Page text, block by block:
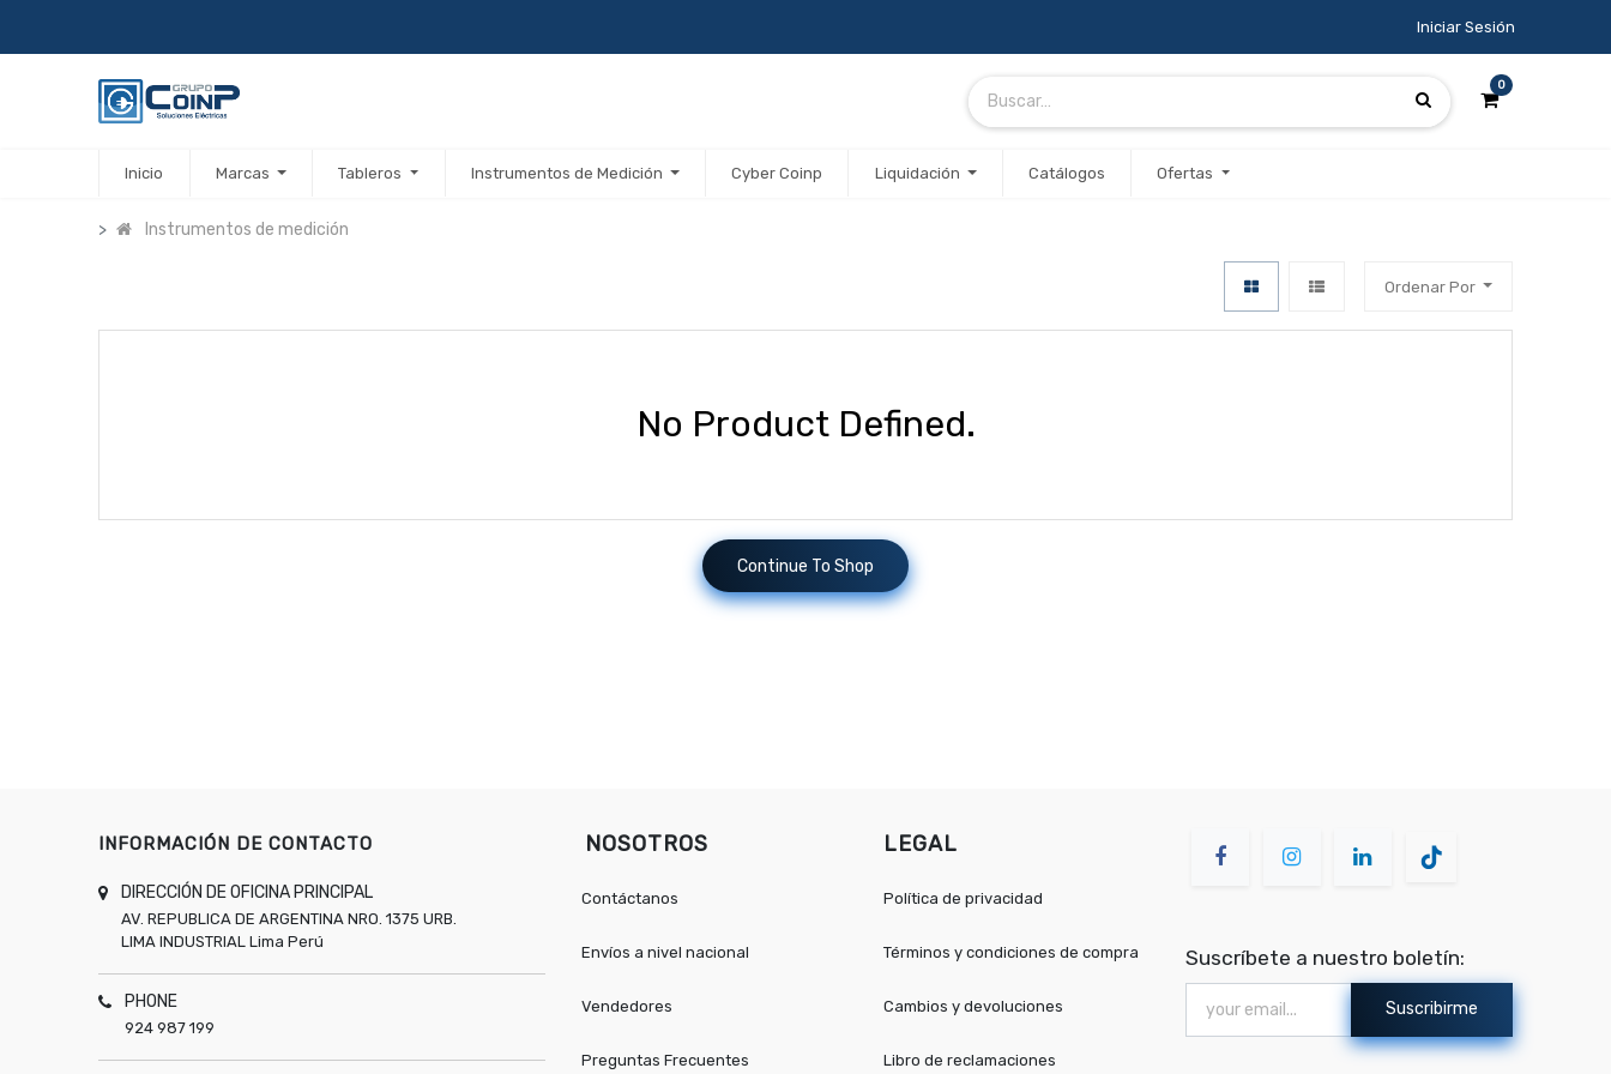
Iniciar Sesión
0
Inicio Marcas Tableros Instrumentos de Medición Cyber Coinp Liquidación Catálogos Ofertas
Instrumentos de medición
Ordenar Por
No Product Defined.
Continue To Shop
INFORMACIÓN DE CONTACTO
DIRECCIÓN DE OFICINA PRINCIPAL
AV. REPUBLICA DE ARGENTINA NRO. 1375 URB.
LIMA INDUSTRIAL Lima Perú
PHONE
924 987 199
NOSOTROS
Contáctanos
Envíos a nivel nacional
Vendedores
Preguntas Frecuentes
LEGAL
Política de privacidad
Términos y condiciones de compra
Cambios y devoluciones
Libro de reclamaciones
Suscríbete a nuestro boletín:
Suscribirme